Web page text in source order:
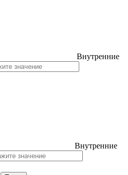
Внутренние
Внутренние